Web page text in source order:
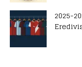
2025-